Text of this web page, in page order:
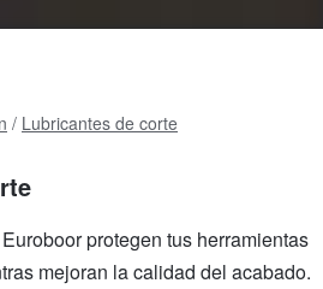
Lubricantes de corte
protegen tus herramientas
mejoran la calidad del acabado.